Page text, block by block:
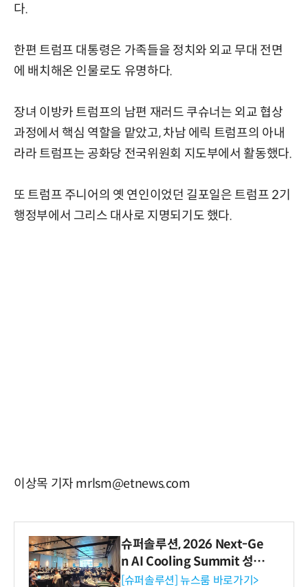
다.
한편 트럼프 대통령은 가족들을 정치와 외교 무대 전면
에 배치해온 인물로도 유명하다.
장녀 이방카 트럼프의 남편 재러드 쿠슈너는 외교 협상
과정에서 핵심 역할을 맡았고, 차남 에릭 트럼프의 아내
라라 트럼프는 공화당 전국위원회 지도부에서 활동했다.
또 트럼프 주니어의 옛 연인이었던 길포일은 트럼프 2기
행정부에서 그리스 대사로 지명되기도 했다.
이상목 기자 mrlsm@etnews.com
슈퍼솔루션, 2026 Next-Ge
n AI Cooling Summit 성황
리 성료
[슈퍼솔루션] 뉴스룸 바로가기>